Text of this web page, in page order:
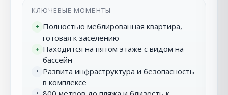
КЛЮЧЕВЫЕ МОМЕНТЫ
+ Полностью меблированная квартира,
готовая к заселению
+ Находится на пятом этаже с видом на
бассейн
• Развита инфраструктура и безопасность
в комплексе